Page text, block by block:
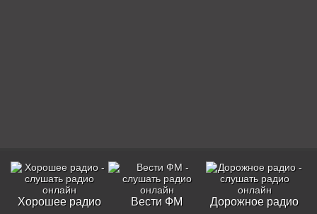
Хорошее радио Вести ФМ Дорожное радио